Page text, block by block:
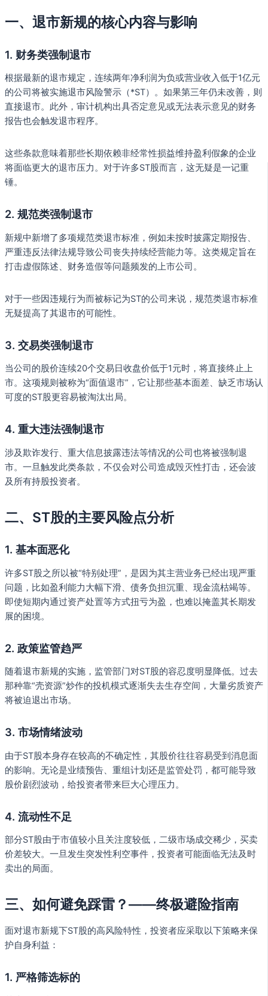
一、退市新规的核心内容与影响
1. 财务类强制退市
根据最新的退市规定，连续两年净利润为负或营业收入低于1亿元
的公司将被实施退市风险警示（*ST）。如果第三年仍未改善，则
直接退市。此外，审计机构出具否定意见或无法表示意见的财务
报告也会触发退市程序。
这些条款意味着那些长期依赖非经常性损益维持盈利假象的企业
将面临更大的退市压力。对于许多ST股而言，这无疑是一记重
锤。
2. 规范类强制退市
新规中新增了多项规范类退市标准，例如未按时披露定期报告、
严重违反法律法规导致公司丧失持续经营能力等。这类规定旨在
打击虚假陈述、财务造假等问题频发的上市公司。
对于一些因违规行为而被标记为ST的公司来说，规范类退市标准
无疑提高了其退市的可能性。
3. 交易类强制退市
当公司的股价连续20个交易日收盘价低于1元时，将直接终止上
市。这项规则被称为“面值退市”，它让那些基本面差、缺乏市场认
可度的ST股更容易被淘汰出局。
4. 重大违法强制退市
涉及欺诈发行、重大信息披露违法等情况的公司也将被强制退
市。一旦触发此类条款，不仅会对公司造成毁灭性打击，还会波
及所有持股投资者。
二、ST股的主要风险点分析
1. 基本面恶化
许多ST股之所以被“特别处理”，是因为其主营业务已经出现严重
问题，比如盈利能力大幅下滑、债务负担沉重、现金流枯竭等。
即使短期内通过资产处置等方式扭亏为盈，也难以掩盖其长期发
展的困境。
2. 政策监管趋严
随着退市新规的实施，监管部门对ST股的容忍度明显降低。过去
那种靠“壳资源”炒作的投机模式逐渐失去生存空间，大量劣质资产
将被迫退出市场。
3. 市场情绪波动
由于ST股本身存在较高的不确定性，其股价往往容易受到消息面
的影响。无论是业绩预告、重组计划还是监管处罚，都可能导致
股价剧烈波动，给投资者带来巨大心理压力。
4. 流动性不足
部分ST股由于市值较小且关注度较低，二级市场成交稀少，买卖
价差较大。一旦发生突发性利空事件，投资者可能面临无法及时
卖出的局面。
三、如何避免踩雷？——终极避险指南
面对退市新规下ST股的高风险特性，投资者应采取以下策略来保
护自身利益：
1. 严格筛选标的